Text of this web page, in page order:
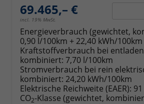
69.465,– €
incl. 19% MwSt.
Energieverbrauch (gewichtet,
0,90 l/100km + 22,40 kWh/100km
Kraftstoffverbrauch bei
kombiniert: 7,70 l/100km
Stromverbrauch bei rein
kombiniert: 24,20 kWh/100km
Elektrische Reichweite (EAER):
CO2-Klasse (gewichtet,